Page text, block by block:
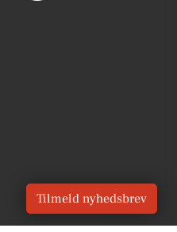
Tilmeld nyhedsbrev